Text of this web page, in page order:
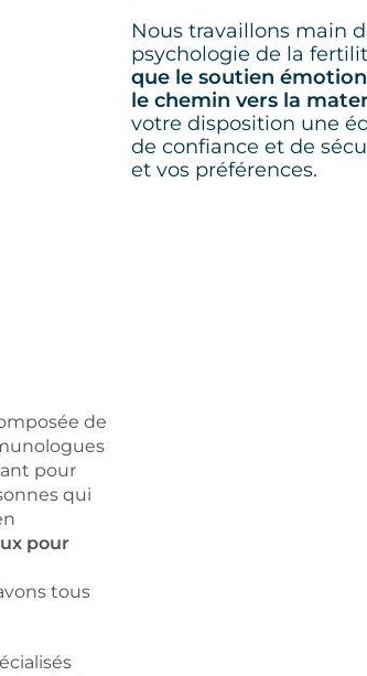
Nous travaillons main
psychologie de la
que le soutien
le chemin vers la
votre disposition une
de confiance et de
et vos préférences.
de
pour
qui
pour
tous